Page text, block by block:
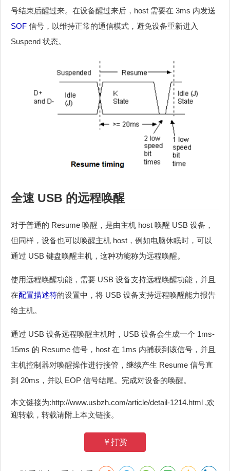
号结束后醒过来。在设备醒过来后，host 需要在 3ms 内发送
SOF 信号，以维持正常的通信模式，避免设备重新进入
Suspend 状态。
全速 USB 的远程唤醒
对于普通的 Resume 唤醒，是由主机 host 唤醒 USB 设备，
但同样，设备也可以唤醒主机 host，例如电脑休眠时，可以
通过 USB 键盘唤醒主机，这种功能称为远程唤醒。
使用远程唤醒功能，需要 USB 设备支持远程唤醒功能，并且
在配置描述符的设置中，将 USB 设备支持远程唤醒能力报告
给主机。
通过 USB 设备远程唤醒主机时，USB 设备会生成一个 1ms-
15ms 的 Resume 信号，host 在 1ms 内捕获到该信号，并且
主机控制器对唤醒操作进行接管，继续产生 Resume 信号直
到 20ms，并以 EOP 信号结尾。完成对设备的唤醒。
本文链接为:http://www.usbzh.com/article/detail-1214.html ,欢
迎转载，转载请附上本文链接。
￥打赏